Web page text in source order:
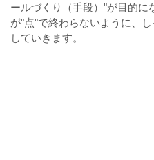
ールづくり（手段）"が目的に
が"点"で終わらないように、
していきます。